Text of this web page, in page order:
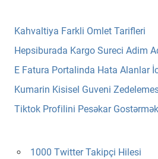
Kahvaltiya Farkli Omlet Tarifleri
Hepsiburada Kargo Sureci Adim
E Fatura Portalinda Hata Alanlar
Kumarin Kisisel Guveni
Tiktok Profilini Pesəkar Gostərmək
1000 Twitter Takipçi Hilesi